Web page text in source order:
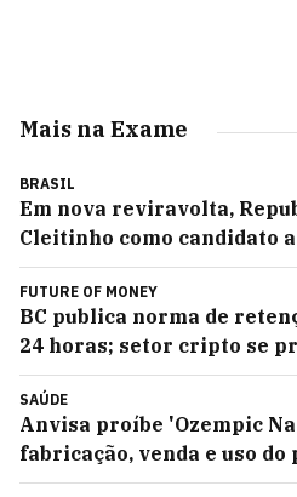
Mais na Exame
BRASIL
Em nova reviravolta,
Cleitinho como candidato
FUTURE OF MONEY
BC publica norma de
24 horas; setor cripto se
SAÚDE
Anvisa proíbe 'Ozempic
fabricação, venda e uso do